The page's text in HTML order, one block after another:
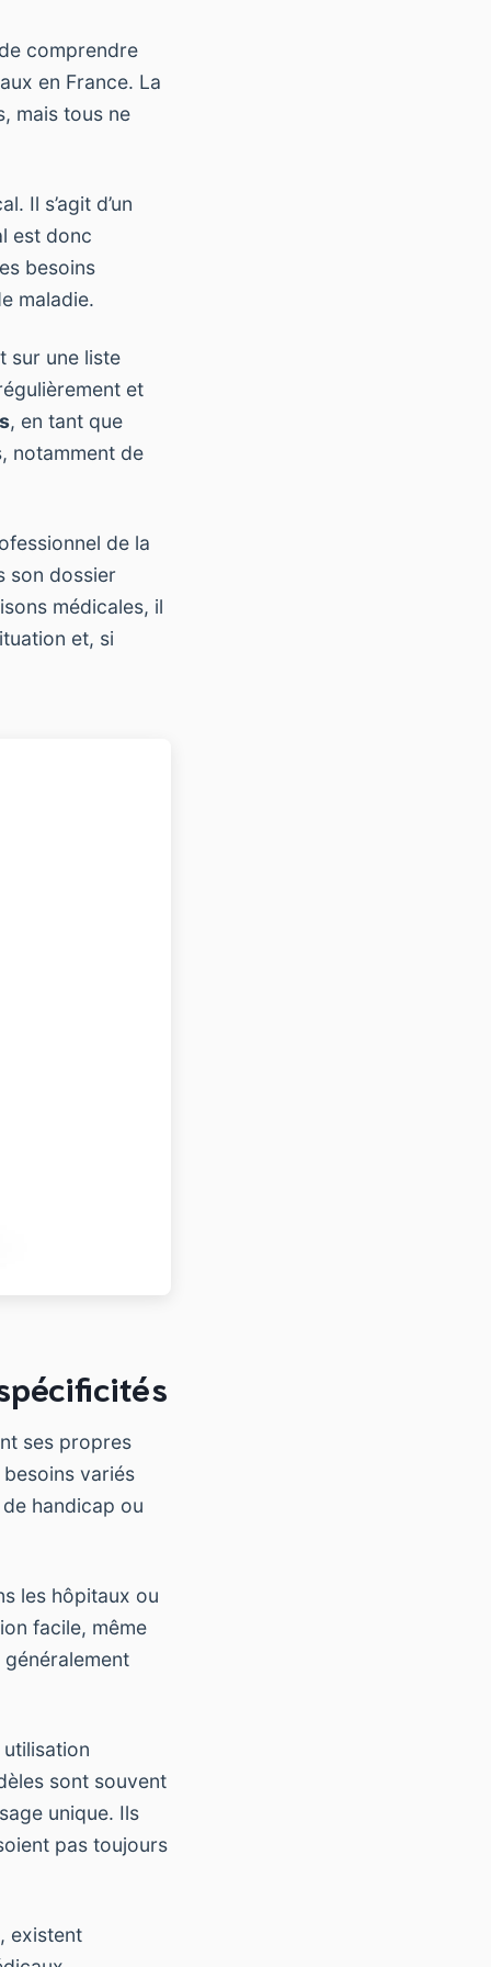
comprendre
en France. La
mais tous ne
Il s’agit d’un
est donc
besoins
maladie.
sur une liste
et
, en tant que
notamment de
de la
son dossier
médicales, il
et, si
ses propres
variés
de handicap ou
les hôpitaux ou
facile, même
sont souvent
unique. Ils
pas toujours
, existent